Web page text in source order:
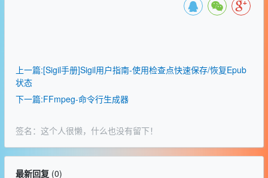
上一篇:[Sigil手册]Sigil用户指南-使用检查点快速保存/恢复Epub
状态
下一篇:FFmpeg-命令行生成器
签名：这个人很懒，什么也没有留下！
最新回复(0)